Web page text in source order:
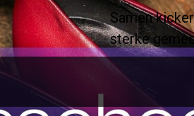
Samen
sterke